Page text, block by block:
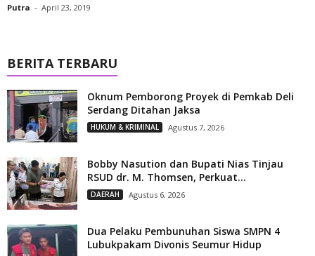
Putra - April 23, 2019
BERITA TERBARU
Oknum Pemborong Proyek di Pemkab Deli
Serdang Ditahan Jaksa
HUKUM & KRIMINAL Agustus 7, 2026
Bobby Nasution dan Bupati Nias Tinjau
RSUD dr. M. Thomsen, Perkuat...
DAERAH Agustus 6, 2026
Dua Pelaku Pembunuhan Siswa SMPN 4
Lubukpakam Divonis Seumur Hidup